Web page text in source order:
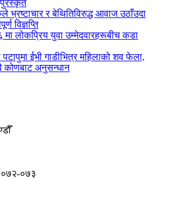
भ्रष्टाचार र बेथितिविरुद्ध आवाज उठाँउदा
विज्ञप्ति
मा लोकप्रिय युवा उम्मेदवारहरूबीच कडा
ईभी गाडीभित्र महिलाको शव फेला,
कोणबाट अनुसन्धान
०७३